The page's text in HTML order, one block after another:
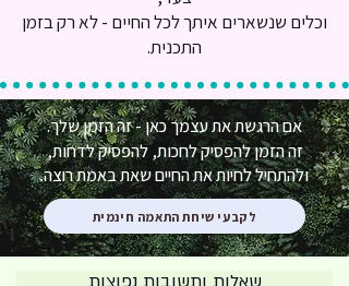
וכלים שנשארים איתך לכל החיים - לא רק בזמן
התכנית.
אם הרגשת את עצמך כאן - זה הזמן שלך.
זה הזמן להפסיק לחכות, להפסיק לדחות,
ולהתחיל לחיות את החיים שאת באמת רוצה.
לקבעי שיחת התאמה חינמית